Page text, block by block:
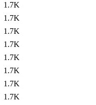
1.7K
1.7K
1.7K
1.7K
1.7K
1.7K
1.7K
1.7K